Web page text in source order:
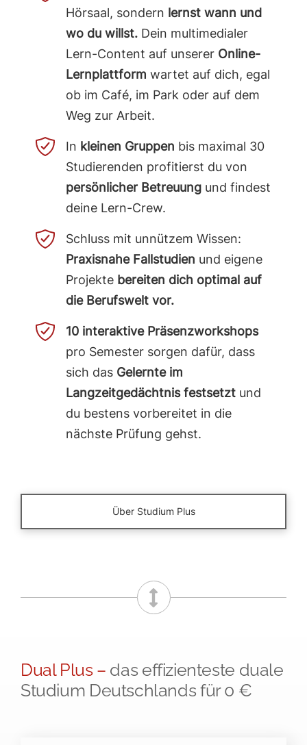
Hörsaal, sondern lernst wann und
wo du willst.Dein multimedialer
Lern-Content auf unserer Online-
Lernplattform wartet auf dich, egal
ob im Café, im Park oder auf dem
Weg zur Arbeit.
In kleinen Gruppen bis maximal 30
Studierenden profitierst du von
persönlicher Betreuungund findest
deine Lern-Crew.
Schluss mit unnützem Wissen:
Praxisnahe Fallstudien und eigene
Projekte bereiten dich optimal auf
die Berufswelt vor.
10 interaktive Präsenzworkshops
pro Semester sorgen dafür, dass
sich das Gelernte im
Langzeitgedächtnis festsetztund
du bestens vorbereitet in die
nächste Prüfung gehst.
Über Studium Plus
Dual Plus – das effizienteste duale
Studium Deutschlands für 0 €